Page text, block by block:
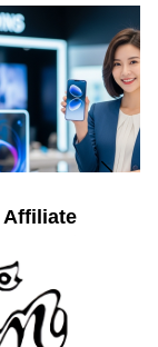
Affiliate